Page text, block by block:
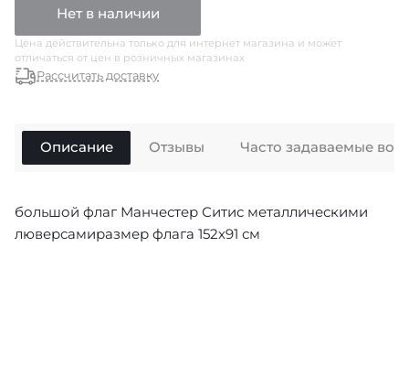
Нет в наличии
Цена действительна только для интернет магазина и может
отличаться от цен в розничных магазинах
Рассчитать доставку
Описание
большой флаг Манчестер Ситис металлическими
люверсамиразмер флага 152х91 см
Отзывы Часто задаваемые